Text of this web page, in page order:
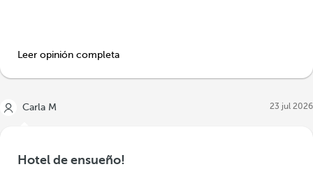
Leer opinión completa
Carla M 23 jul 2026
Hotel de ensueño!